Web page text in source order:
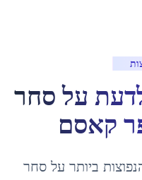
על סחר
קאסם
ביותר על סחר